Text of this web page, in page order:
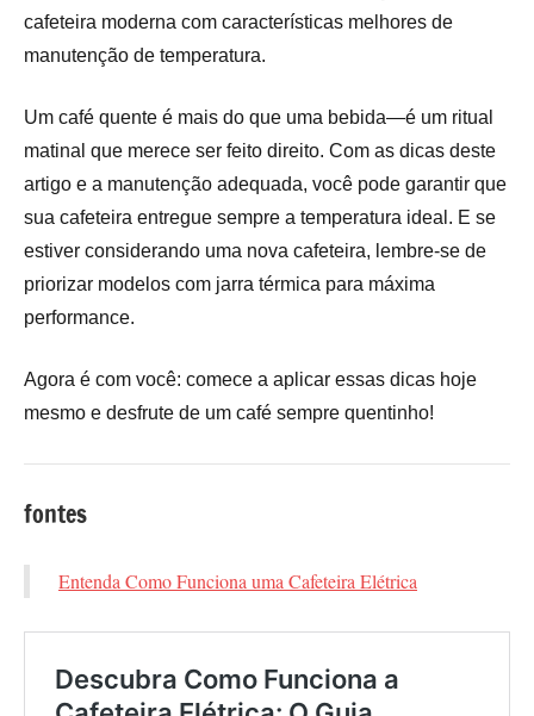
cafeteira moderna com características melhores de
manutenção de temperatura.
Um café quente é mais do que uma bebida—é um ritual
matinal que merece ser feito direito. Com as dicas deste
artigo e a manutenção adequada, você pode garantir que
sua cafeteira entregue sempre a temperatura ideal. E se
estiver considerando uma nova cafeteira, lembre-se de
priorizar modelos com jarra térmica para máxima
performance.
Agora é com você: comece a aplicar essas dicas hoje
mesmo e desfrute de um café sempre quentinho!
fontes
Entenda Como Funciona uma Cafeteira Elétrica